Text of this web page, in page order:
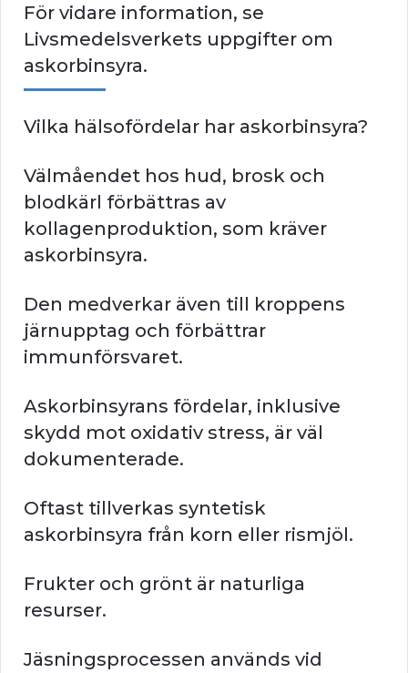
För vidare information, se
Livsmedelsverkets uppgifter om
askorbinsyra.
Vilka hälsofördelar har askorbinsyra?
Välmåendet hos hud, brosk och
blodkärl förbättras av
kollagenproduktion, som kräver
askorbinsyra.
Den medverkar även till kroppens
järnupptag och förbättrar
immunförsvaret.
Askorbinsyrans fördelar, inklusive
skydd mot oxidativ stress, är väl
dokumenterade.
Oftast tillverkas syntetisk
askorbinsyra från korn eller rismjöl.
Frukter och grönt är naturliga
resurser.
Jäsningsprocessen används vid